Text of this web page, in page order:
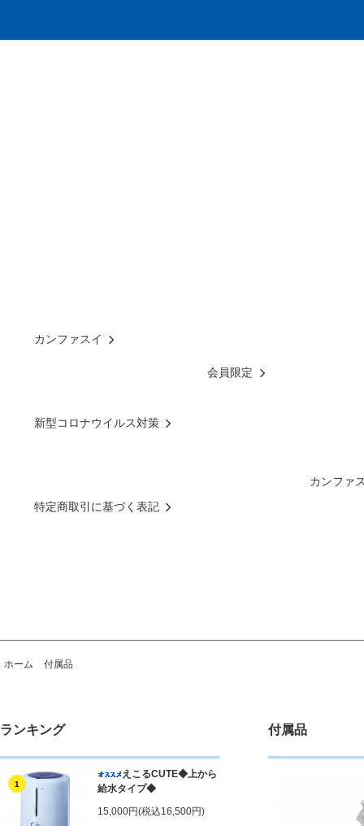
カンファスイ
会員限定
新型コロナウイルス対策
カンファ
特定商取引に基づく表記
ホーム 付属品
ランキング
1
えこるCUTE◆上から
給水タイプ◆
15,000円(税込16,500円)
付属品